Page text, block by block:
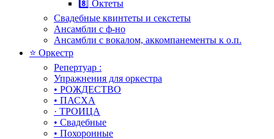
8️⃣ Октеты
Свадебные квинтеты и секстеты
Ансамбли с ф-но
Ансамбли с вокалом, аккомпанементы к о.п.
⭐ Оркестр
Репертуар :
Упражнения для оркестра
• РОЖДЕСТВО
• ПАСХА
· ТРОИЦА
• Свадебные
• Похоронные